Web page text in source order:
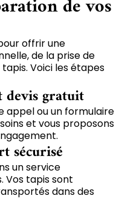
de vos
offrir une
de la prise de
Voici les étapes
devis gratuit
appel ou un formulaire
et vous proposons
sécurisé
un service
Vos tapis sont
dans des